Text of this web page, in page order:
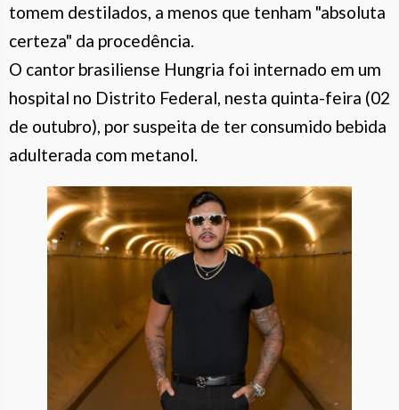
tomem destilados, a menos que tenham "absoluta
certeza" da procedência.
O cantor brasiliense Hungria foi internado em um
hospital no Distrito Federal, nesta quinta-feira (02
de outubro), por suspeita de ter consumido bebida
adulterada com metanol.